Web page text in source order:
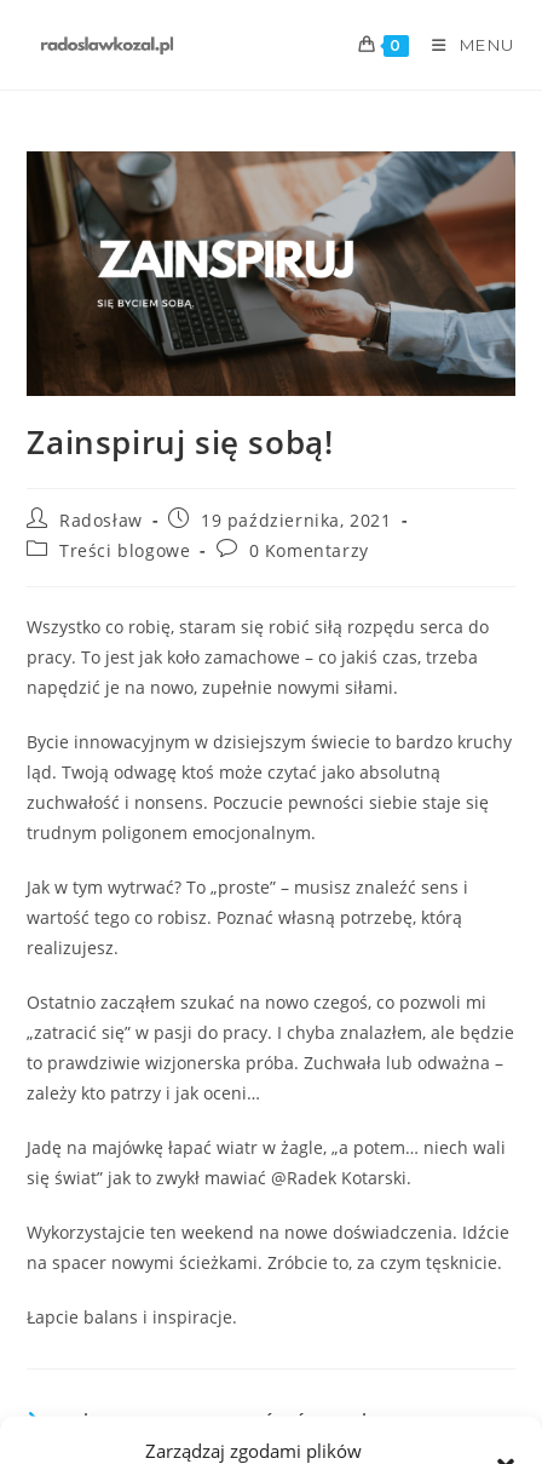
Zarządzaj zgodami plików
0 MENU
Zainspiruj się sobą!
Radosław
19 października, 2021
Treści blogowe
0 Komentarzy
Wszystko co robię, staram się robić siłą rozpędu serca do
pracy. To jest jak koło zamachowe – co jakiś czas, trzeba
napędzić je na nowo, zupełnie nowymi siłami.
Bycie innowacyjnym w dzisiejszym świecie to bardzo kruchy
ląd. Twoją odwagę ktoś może czytać jako absolutną
zuchwałość i nonsens. Poczucie pewności siebie staje się
trudnym poligonem emocjonalnym.
Jak w tym wytrwać? To „proste” – musisz znaleźć sens i
wartość tego co robisz. Poznać własną potrzebę, którą
realizujesz.
Ostatnio zacząłem szukać na nowo czegoś, co pozwoli mi
„zatracić się” w pasji do pracy. I chyba znalazłem, ale będzie
to prawdziwie wizjonerska próba. Zuchwała lub odważna –
zależy kto patrzy i jak oceni…
Jadę na majówkę łapać wiatr w żagle, „a potem… niech wali
się świat” jak to zwykł mawiać @Radek Kotarski.
Wykorzystajcie ten weekend na nowe doświadczenia. Idźcie
na spacer nowymi ścieżkami. Zróbcie to, za czym tęsknicie.
Łapcie balans i inspiracje.
MOŻE CI SIĘ SPODOBAĆ RÓWNIEŻ